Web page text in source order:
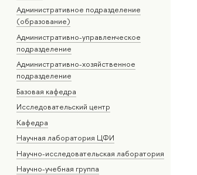
Административное подразделение
(образование)
Административно-управленческое
подразделение
Административно-хозяйственное
подразделение
Базовая кафедра
Исследовательский центр
Кафедра
Научная лаборатория ЦФИ
Научно-исследовательская лаборатория
Научно-учебная группа